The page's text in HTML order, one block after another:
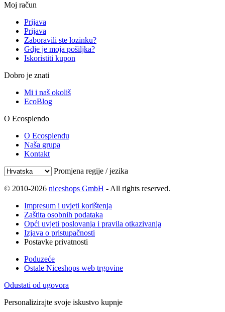
Moj račun
Prijava
Prijava
Zaboravili ste lozinku?
Gdje je moja pošiljka?
Iskoristiti kupon
Dobro je znati
Mi i naš okoliš
EcoBlog
O Ecosplendo
O Ecosplendu
Naša grupa
Kontakt
Promjena regije / jezika
© 2010-2026 niceshops GmbH - All rights reserved.
Impresum i uvjeti korištenja
Zaštita osobnih podataka
Opći uvjeti poslovanja i pravila otkazivanja
Izjava o pristupačnosti
Postavke privatnosti
Poduzeće
Ostale Niceshops web trgovine
Odustati od ugovora
Personalizirajte svoje iskustvo kupnje